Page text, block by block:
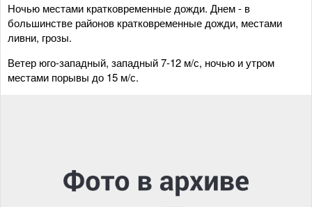
Ночью местами кратковременные дожди. Днем - в
большинстве районов кратковременные дожди, местами
ливни, грозы.
Ветер юго-западный, западный 7-12 м/с, ночью и утром
местами порывы до 15 м/с.